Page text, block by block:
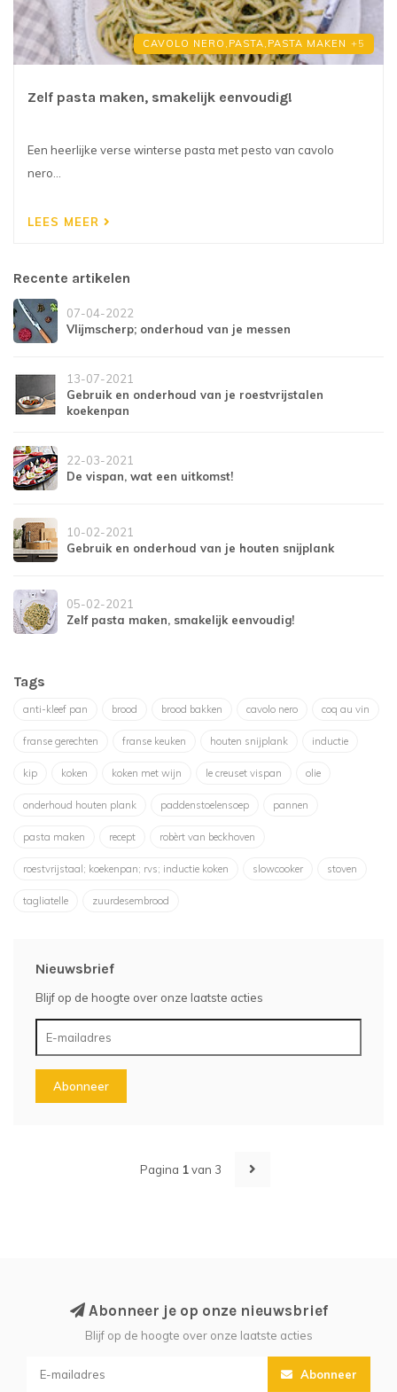
CAVOLO NERO, PASTA, PASTA MAKEN +5
Zelf pasta maken, smakelijk eenvoudig!
Een heerlijke verse winterse pasta met pesto van cavolo
nero...
LEES MEER
Recente artikelen
07-04-2022
Vlijmscherp; onderhoud van je messen
13-07-2021
Gebruik en onderhoud van je roestvrijstalen
koekenpan
22-03-2021
De vispan, wat een uitkomst!
10-02-2021
Gebruik en onderhoud van je houten snijplank
05-02-2021
Zelf pasta maken, smakelijk eenvoudig!
Tags
anti-kleef pan brood brood bakken cavolo nero coq au vin
franse gerechten franse keuken houten snijplank inductie
kip koken koken met wijn le creuset vispan olie
onderhoud houten plank paddenstoelensoep pannen
pasta maken recept robèrt van beckhoven
roestvrijstaal; koekenpan; rvs; inductie koken slowcooker stoven
tagliatelle zuurdesembrood
Nieuwsbrief
Blijf op de hoogte over onze laatste acties
Abonneer
Pagina 1van 3
Abonneer je op onze nieuwsbrief
Blijf op de hoogte over onze laatste acties
Abonneer